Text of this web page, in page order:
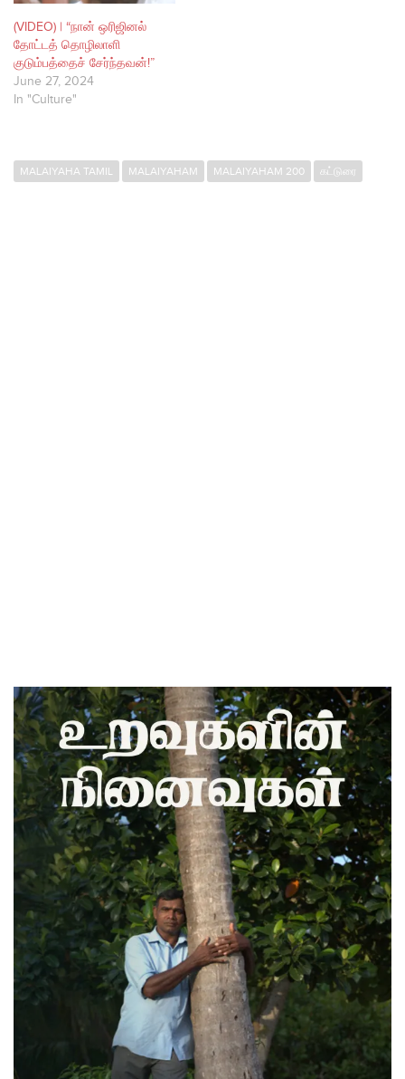
(VIDEO) | “நான் ஒரிஜினல்
தோட்டத் தொழிலாளி
குடும்பத்தைச் சேர்ந்தவன்!”
June 27, 2024
In "Culture"
MALAIYAHA TAMIL MALAIYAHAM MALAIYAHAM 200 கட்டுரை